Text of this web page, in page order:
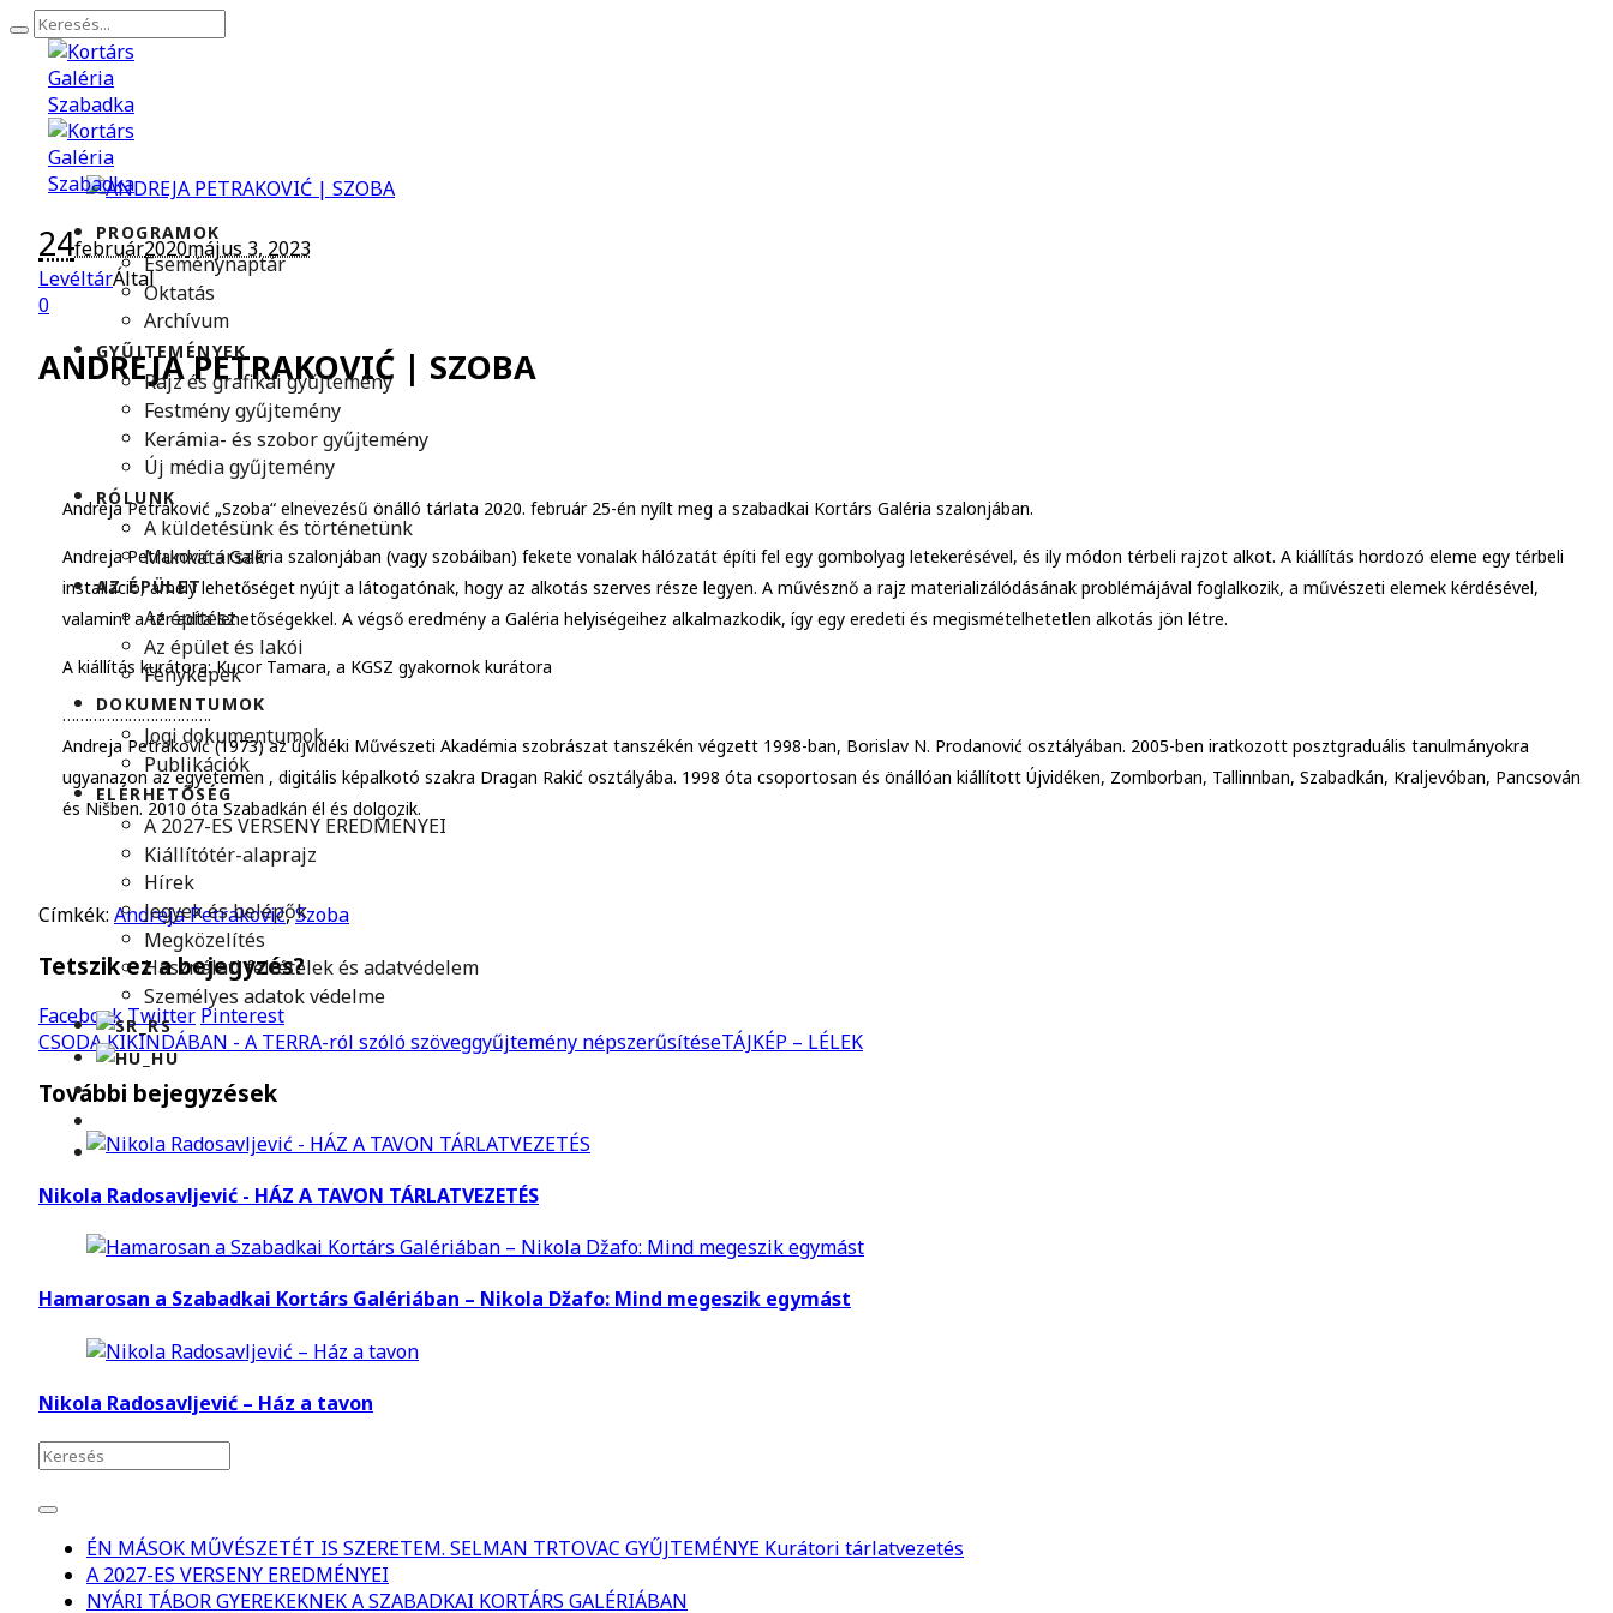
PROGRAMOK
Eseménynaptár
Oktatás
Archívum
GYŰJTEMÉNYEK
Rajz és grafikai gyűjtemény
Festmény gyűjtemény
Kerámia- és szobor gyűjtemény
Új média gyűjtemény
RÓLUNK
A küldetésünk és történetünk
Munkatársak
AZ ÉPÜLET
Az építész
Az épület és lakói
Fényképek
DOKUMENTUMOK
Jogi dokumentumok
Publikációk
ELÉRHETŐSÉG
A 2027-ES VERSENY EREDMÉNYEI
Kiállítótér-alaprajz
Hírek
Jegyek és belépők
Megközelítés
Használati feltételek és adatvédelem
Személyes adatok védelme
24február2020május 3, 2023
LevéltárÁltal
0
ANDREJA PETRAKOVIĆ | SZOBA
Andreja Petraković „Szoba“ elnevezésű önálló tárlata 2020. február 25-én nyílt meg a szabadkai Kortárs Galéria szalonjában.
Andreja Petraković a Galéria szalonjában (vagy szobáiban) fekete vonalak hálózatát építi fel egy gombolyag letekerésével, és ily módon térbeli rajzot alkot. A kiállítás hordozó eleme egy térbeli
installáció, amely lehetőséget nyújt a látogatónak, hogy az alkotás szerves része legyen. A művésznő a rajz materializálódásának problémájával foglalkozik, a művészeti elemek kérdésével,
valamint a tér adta lehetőségekkel. A végső eredmény a Galéria helyiségeihez alkalmazkodik, így egy eredeti és megismételhetetlen alkotás jön létre.
A kiállítás kurátora: Kucor Tamara, a KGSZ gyakornok kurátora
…………………………….
Andreja Petraković (1973) az újvidéki Művészeti Akadémia szobrászat tanszékén végzett 1998-ban, Borislav N. Prodanović osztályában. 2005-ben iratkozott posztgraduális tanulmányokra
ugyanazon az egyetemen , digitális képalkotó szakra Dragan Rakić osztályába. 1998 óta csoportosan és önállóan kiállított Újvidéken, Zomborban, Tallinnban, Szabadkán, Kraljevóban, Pancsován
és Nišben. 2010 óta Szabadkán él és dolgozik.
Címkék: Andreja Petraković,Szoba
Tetszik ez a bejegyzés?
FacebookTwitter Pinterest
CSODA KIKINDÁBAN - A TERRA-ról szóló szöveggyűjtemény népszerűsítéseTÁJKÉP – LÉLEK
További bejegyzések
Nikola Radosavljević - HÁZ A TAVON TÁRLATVEZETÉS
Hamarosan a Szabadkai Kortárs Galériában – Nikola Džafo: Mind megeszik egymást
Nikola Radosavljević – Ház a tavon
ÉN MÁSOK MŰVÉSZETÉT IS SZERETEM. SELMAN TRTOVAC GYŰJTEMÉNYE Kurátori tárlatvezetés
A 2027-ES VERSENY EREDMÉNYEI
NYÁRI TÁBOR GYEREKEKNEK A SZABADKAI KORTÁRS GALÉRIÁBAN